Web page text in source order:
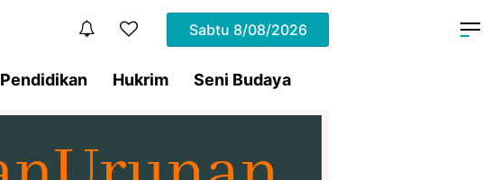
Sabtu 8/08/2026
Pendidikan Hukrim Seni Budaya